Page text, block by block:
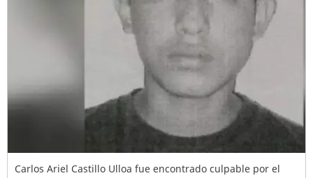
Carlos Ariel Castillo Ulloa fue encontrado culpable por el